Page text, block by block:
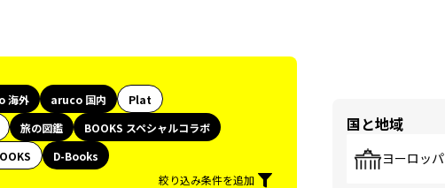
海外 aruco 国内
Plat
旅の図鑑
BOOKS スペシャルコラボ
D-Books
絞り込み条件を追加
国と地域
ヨーロッパ